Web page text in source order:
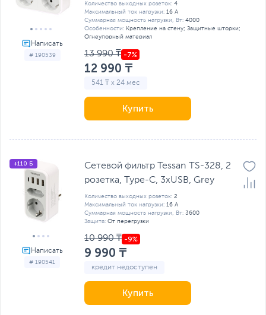
# 190539
Количество выходных розеток: 4
Максимальный ток нагрузки: 16 А
Суммарная мощность нагрузки, Вт: 4000
Особенности: Крепление на стену; Защитные шторки;
Огнеупорный материал
13 990 ₸
12 990 ₸
541 ₸ x 24 мес
Купить
# 190541
+110 Б
Сетевой фильтр Tessan TS-328, 2
розетка, Type-C, 3хUSB, Grey
Количество выходных розеток: 2
Максимальный ток нагрузки: 16 А
Суммарная мощность нагрузки, Вт: 3600
Защита: От перегрузки
10 990 ₸
9 990 ₸
кредит недоступен
Купить